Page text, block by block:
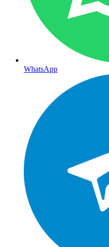
WhatsApp